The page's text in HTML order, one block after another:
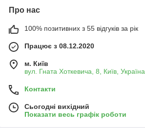
Про нас
100% позитивних з 55 відгуків за рік
Працює з 08.12.2020
м. Київ
вул. Гната Хоткевича, 8, Київ, Україна
Контакти
Сьогодні вихідний
Показати весь графік роботи